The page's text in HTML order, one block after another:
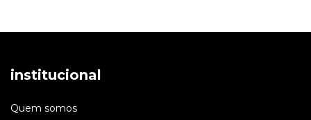
institucional
Quem somos